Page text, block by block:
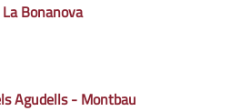
Bonanova
Agudells - Montbau